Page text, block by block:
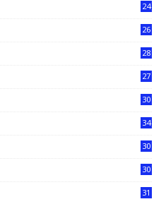
24
26
28
27
30
34
30
30
31